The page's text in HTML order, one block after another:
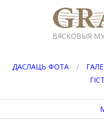
GRAJ.BY
ВЯСКОВЫЯ
ДАСЛАЦЬ ФОТА
меню